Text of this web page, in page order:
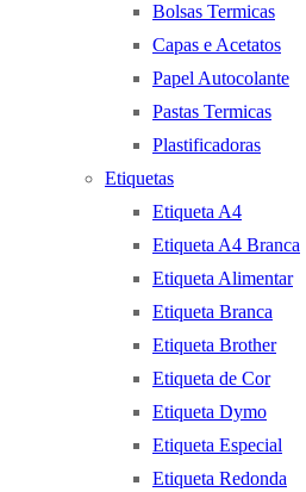
Bolsas Termicas
Capas e Acetatos
Papel Autocolante
Pastas Termicas
Plastificadoras
Etiquetas
Etiqueta A4
Etiqueta A4 Branca
Etiqueta Alimentar
Etiqueta Branca
Etiqueta Brother
Etiqueta de Cor
Etiqueta Dymo
Etiqueta Especial
Etiqueta Redonda